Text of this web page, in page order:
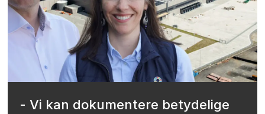
- Vi kan dokumentere betydelige